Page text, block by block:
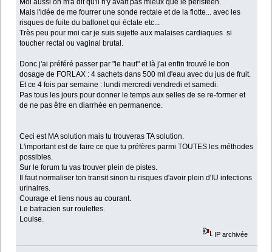
Moi aussi on m'a dit qu'il n'y avait pas mieux que le peristeen.
Mais l'idée de me fourrer une sonde rectale et de la flotte... avec les
risques de fuite du ballonet qui éclate etc...
Très peu pour moi car je suis sujette aux malaises cardiaques si
toucher rectal ou vaginal brutal.
Donc j'ai préféré passer par "le haut" et là j'ai enfin trouvé le bon
dosage de FORLAX : 4 sachets dans 500 ml d'eau avec du jus de fruit.
Et ce 4 fois par semaine : lundi mercredi vendredi et samedi.
Pas tous les jours pour donner le temps aux selles de se re-former et
de ne pas être en diarrhée en permanence.
Ceci est MA solution mais tu trouveras TA solution.
L'important est de faire ce que tu préfères parmi TOUTES les méthodes
possibles.
Sur le forum tu vas trouver plein de pistes.
Il faut normaliser ton transit sinon tu risques d'avoir plein d'IU infections
urinaires.
Courage et tiens nous au courant.
Le batracien sur roulettes.
Louise.
IP archivée